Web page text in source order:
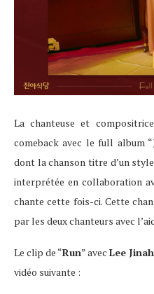
La chanteuse et compositrice
comeback avec le full album “
dont la chanson titre d’un
interprétée en collaboration
chante cette fois-ci. Cette
par les deux chanteurs avec
Le clip de “Run” avec Lee Jinah
vidéo suivante :